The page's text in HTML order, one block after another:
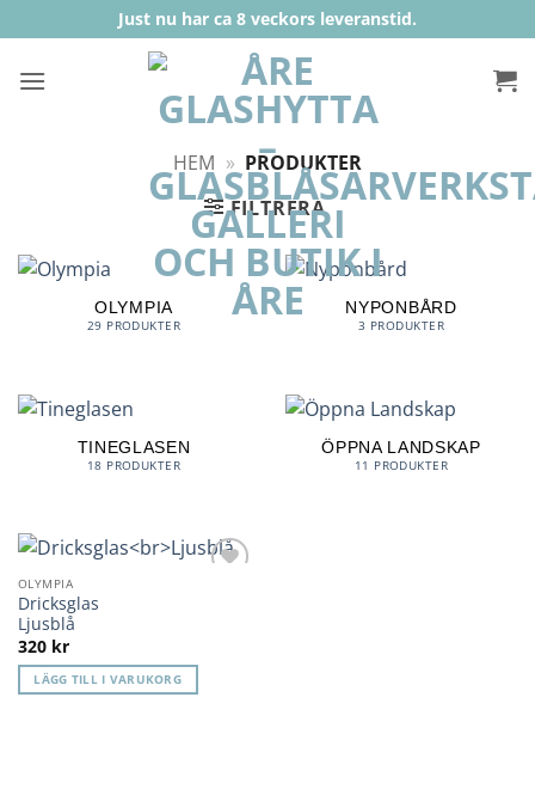
to
content
Just nu har ca 8 veckors leveranstid.
HEM » PRODUKTER
FILTRERA
OLYMPIA
29 PRODUKTER
NYPONBÅRD
3 PRODUKTER
TINEGLASEN
18 PRODUKTER
ÖPPNA LANDSKAP
11 PRODUKTER
OLYMPIA
Dricksglas
Ljusblå
320 kr
LÄGG TILL I VARUKORG